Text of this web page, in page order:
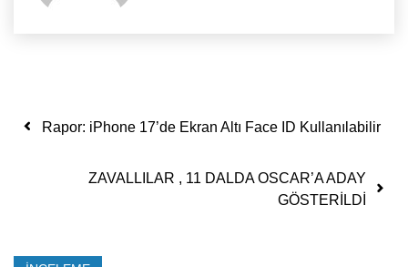
Yazı dolaşımı
Rapor: iPhone 17’de Ekran Altı Face ID Kullanılabilir
ZAVALLILAR , 11 DALDA OSCAR’A ADAY
GÖSTERİLDİ